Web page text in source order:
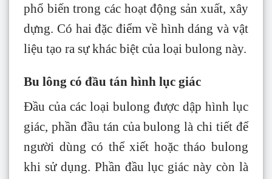
phổ biến trong các hoạt động sản xuất, xây
dựng. Có hai đặc điểm về hình dáng và vật
liệu tạo ra sự khác biệt của loại bulong này.
Bu lông có đầu tán hình lục giác
Đầu của các loại bulong được dập hình lục
giác, phần đầu tán của bulong là chi tiết để
người dùng có thể xiết hoặc tháo bulong
khi sử dụng. Phần đầu lục giác này còn là